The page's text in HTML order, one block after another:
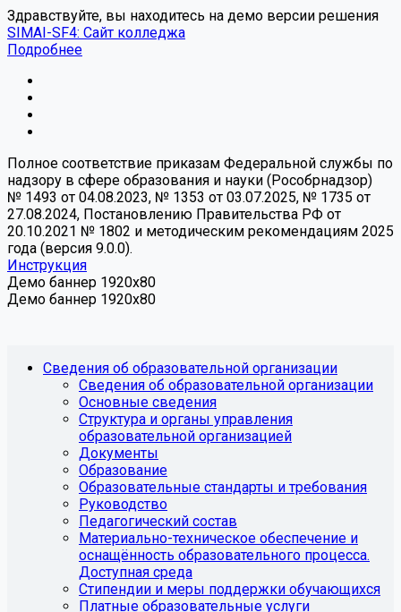
Здравствуйте, вы находитесь на демо версии решения
SIMAI-SF4: Сайт колледжа
Подробнее
Полное соответствие приказам Федеральной службы по
надзору в сфере образования и науки (Рособрнадзор)
№ 1493 от 04.08.2023, № 1353 от 03.07.2025, № 1735 от
27.08.2024, Постановлению Правительства РФ от
20.10.2021 № 1802 и методическим рекомендациям 2025
года (версия 9.0.0).
Инструкция
Демо баннер 1920x80
Демо баннер 1920x80
Сведения об образовательной организации
Сведения об образовательной организации
Основные сведения
Структура и органы управления
образовательной организацией
Документы
Образование
Образовательные стандарты и требования
Руководство
Педагогический состав
Материально-техническое обеспечение и
оснащённость образовательного процесса.
Доступная среда
Стипендии и меры поддержки обучающихся
Платные образовательные услуги